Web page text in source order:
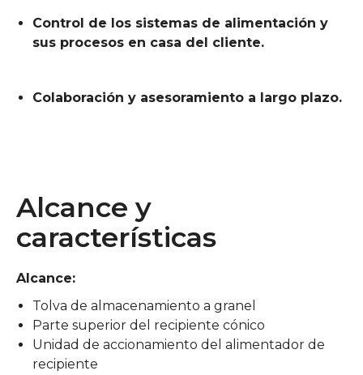
Control de los sistemas de alimentación y
sus procesos en casa del cliente.
Colaboración y asesoramiento a largo plazo.
Alcance y
características
Alcance:
Tolva de almacenamiento a granel
Parte superior del recipiente cónico
Unidad de accionamiento del alimentador de
recipiente